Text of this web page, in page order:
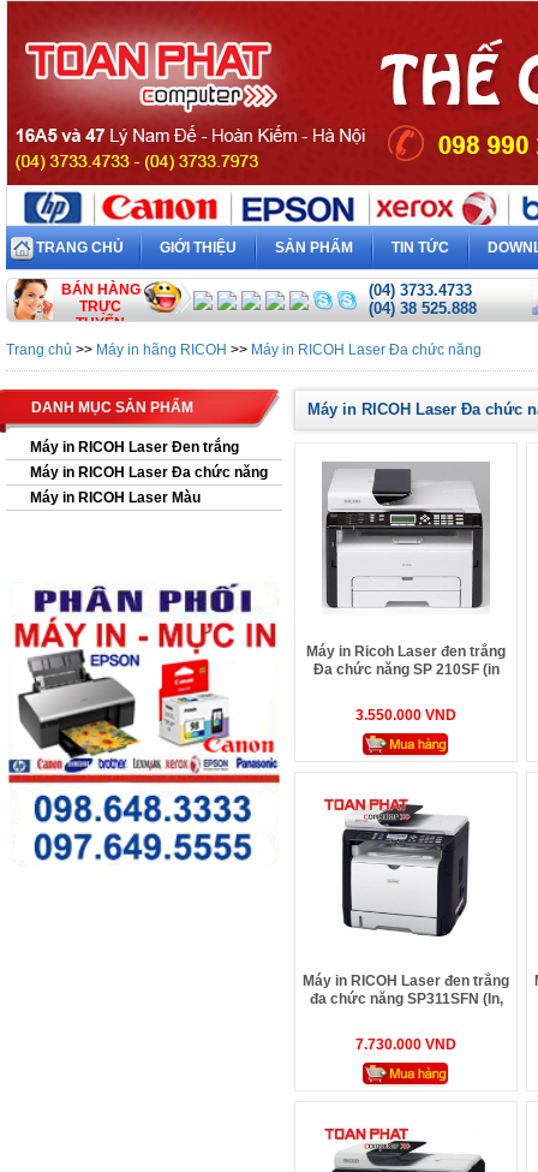
TRANG CHỦ GIỚI THIỆU SẢN PHẨM TIN TỨC
BÁN HÀNG
TRỰC
TUYẾN
(04) 3733.4733
(04) 38 525.888
Trang chủ >> Máy in hãng RICOH >> Máy in RICOH Laser Đa chức năng
DANH MỤC SẢN PHẨM
Máy in RICOH Laser Đen trắng
Máy in RICOH Laser Đa chức năng
Máy in RICOH Laser Màu
Máy in RICOH Laser Đa chức
Máy in Ricoh Laser đen trắng
Đa chức năng SP 210SF (in
3.550.000 VND
Máy in RICOH Laser đen trắng
đa chức năng SP311SFN (In,
7.730.000 VND